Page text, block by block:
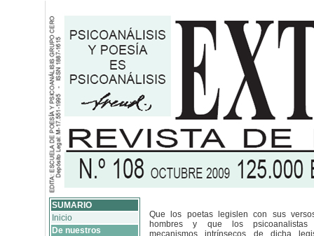
SUMARIO
Inicio
De nuestros
Que los poetas legislen con sus
hombres y que los psicoanalistas
mecanismos intrínsecos de dicha